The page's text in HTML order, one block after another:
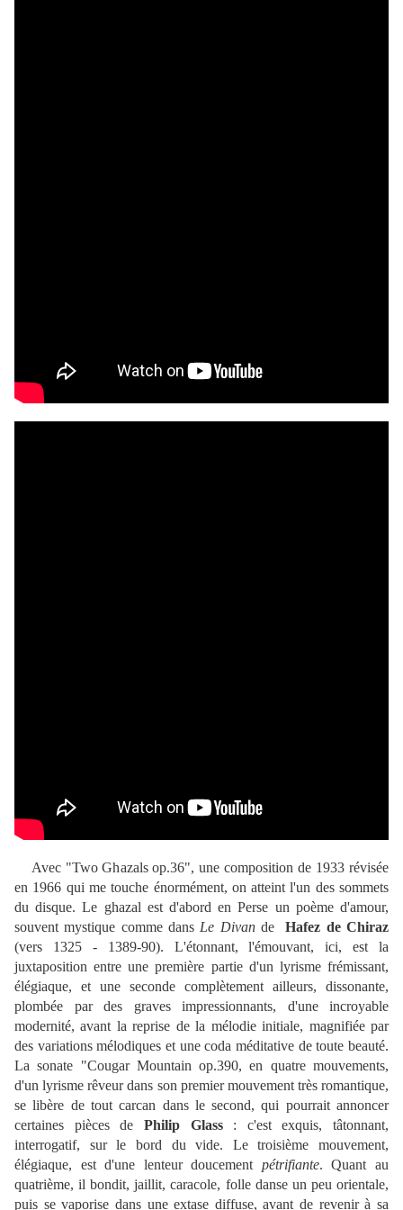
Avec "Two Ghazals op.36", une composition de 1933 révisée
en 1966 qui me touche énormément, on atteint l'un des sommets
du disque. Le ghazal est d'abord en Perse un poème d'amour,
souvent mystique comme dans Le DivandeHafez de Chiraz
(vers 1325 - 1389-90). L'étonnant, l'émouvant, ici, est la
juxtaposition entre une première partie d'un lyrisme frémissant,
élégiaque, et une seconde complètement ailleurs, dissonante,
plombée par des graves impressionnants, d'une incroyable
modernité, avant la reprise de la mélodie initiale, magnifiée par
des variations mélodiques et une coda méditative de toute beauté.
La sonate "Cougar Mountain op.390, en quatre mouvements,
d'un lyrisme rêveur dans son premier mouvement très romantique,
se libère de tout carcan dans le second, qui pourrait annoncer
certaines pièces de Philip Glass: c'est exquis, tâtonnant,
interrogatif, sur le bord du vide. Le troisième mouvement,
élégiaque, est d'une lenteur doucement pétrifiante. Quant au
quatrième, il bondit, jaillit, caracole, folle danse un peu orientale,
puis se vaporise dans une extase diffuse, avant de revenir à sa